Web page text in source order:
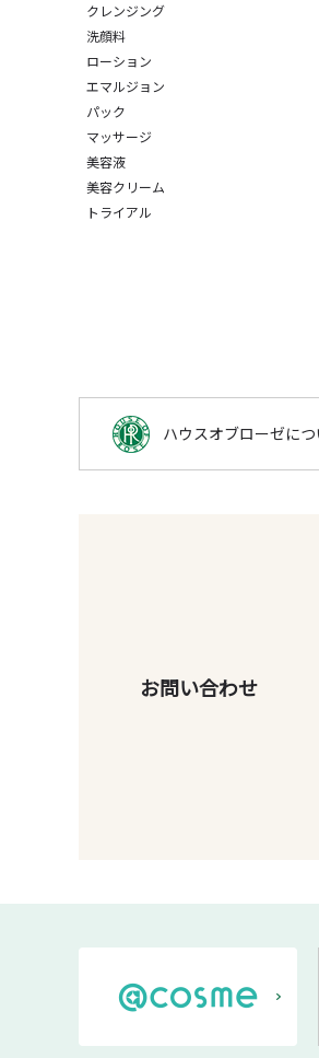
クレンジング
洗顔料
ローション
エマルジョン
パック
マッサージ
美容液
美容クリーム
トライアル
ハウスオブローゼにつ
お問い合わせ